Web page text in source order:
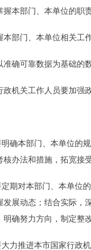
部门、本单位的职
门、本单位相关工
可靠数据为基础的数
关工作人员要加强
本部门、本单位的规
核办法和措施，拓宽接
对本部门、本单位的
发展动态；结合实际，
明确努力方向，制定整
推进本市国家行政机